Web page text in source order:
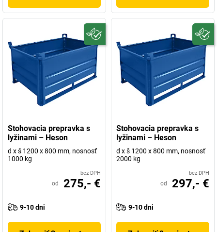
Stohovacia prepravka s
lyžinami – Heson
d x š 1200 x 800 mm, nosnosť
1000 kg
bez DPH
od 275,- €
9-10 dni
Stohovacia prepravka s
lyžinami – Heson
d x š 1200 x 800 mm, nosnosť
2000 kg
bez DPH
od 297,- €
9-10 dni